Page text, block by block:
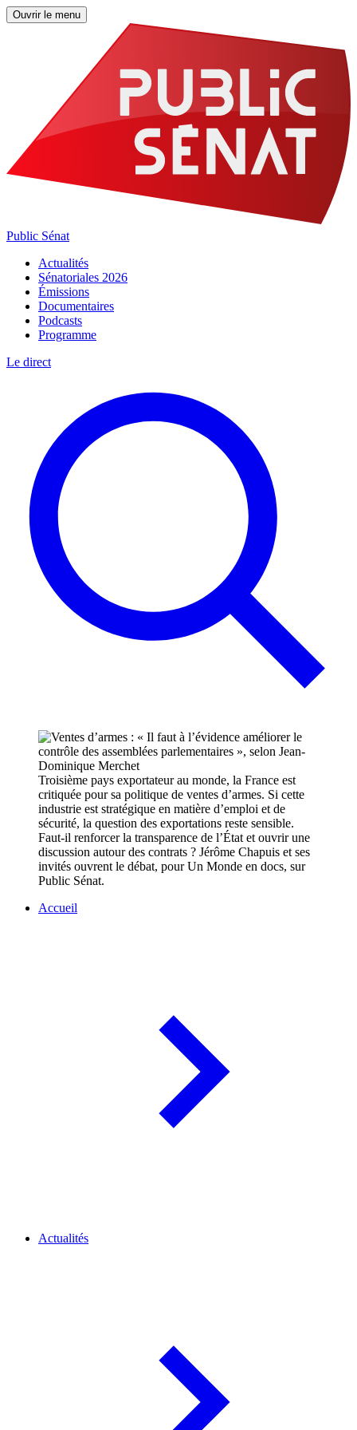
Ouvrir le menu
Public Sénat
Actualités
Sénatoriales 2026
Émissions
Documentaires
Podcasts
Programme
Le direct
Troisième pays exportateur au monde, la France est
critiquée pour sa politique de ventes d’armes. Si cette
industrie est stratégique en matière d’emploi et de
sécurité, la question des exportations reste sensible.
Faut-il renforcer la transparence de l’État et ouvrir une
discussion autour des contrats ? Jérôme Chapuis et ses
invités ouvrent le débat, pour Un Monde en docs, sur
Public Sénat.
Accueil
Actualités